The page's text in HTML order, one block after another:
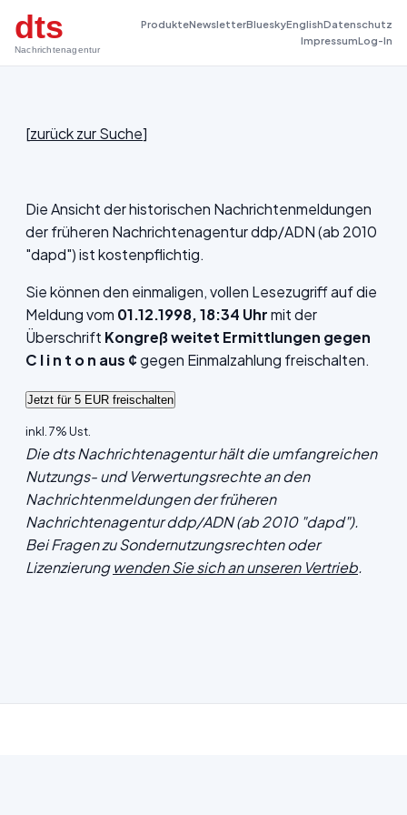
dts
Nachrichtenagentur
ProdukteNewsletterBlueskyEnglishDatenschutz
ImpressumLog-In
[zurück zur Suche]
Die Ansicht der historischen Nachrichtenmeldungen
der früheren Nachrichtenagentur ddp/ADN (ab 2010
"dapd") ist kostenpflichtig.
Sie können den einmaligen, vollen Lesezugriff auf die
Meldung vom 01.12.1998, 18:34 Uhrmit der
Überschrift Kongreß weitet Ermittlungen gegen
C l i n t o n aus ¢gegen Einmalzahlung freischalten.
inkl. 7% Ust.
Die dts Nachrichtenagentur hält die umfangreichen
Nutzungs- und Verwertungsrechte an den
Nachrichtenmeldungen der früheren
Nachrichtenagentur ddp/ADN (ab 2010 "dapd").
Bei Fragen zu Sondernutzungsrechten oder
Lizenzierungwenden Sie sich an unseren Vertrieb.